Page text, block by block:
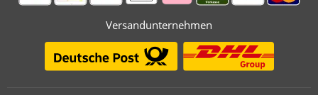
Versandunternehmen